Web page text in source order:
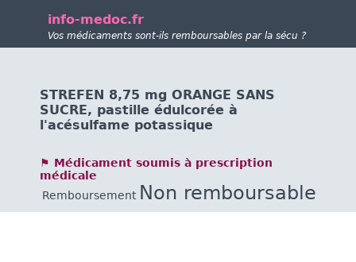
info-medoc.fr
Vos médicaments sont-ils remboursables par la sécu ?
STREFEN 8,75 mg ORANGE SANS
SUCRE, pastille édulcorée à
l'acésulfame potassique
⚑ Médicament soumis à prescription
médicale
Remboursement Non remboursable